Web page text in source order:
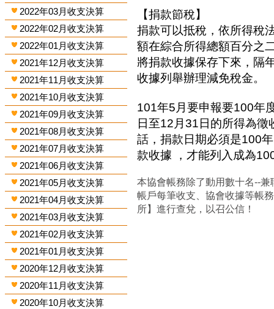
2022年03月收支決算
2022年02月收支決算
2022年01月收支決算
2021年12月收支決算
2021年11月收支決算
2021年10月收支決算
2021年09月收支決算
2021年08月收支決算
2021年07月收支決算
2021年06月收支決算
2021年05月收支決算
2021年04月收支決算
2021年03月收支決算
2021年02月收支決算
2021年01月收支決算
2020年12月收支決算
2020年11月收支決算
2020年10月收支決算
【捐款節稅】
捐款可以抵稅，依所得稅
額在綜合所得總額百分之
將捐款收據保存下來，隔
收據列舉辦理減免稅金。
101年5月要申報要100年
日至12月31日的所得為
話，捐款日期必須是100
款收據 ，才能列入成為
本協會帳務除了動用數十名--
帳戶每筆收支、協會收據等帳
所】進行查兌，以召公信！